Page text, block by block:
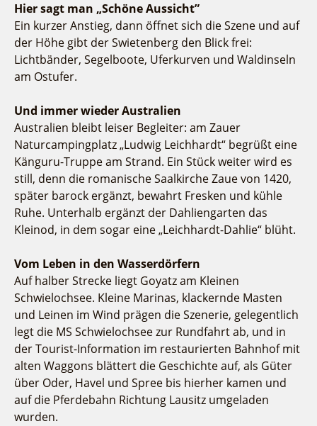
Hier sagt man „Schöne Aussicht”
Ein kurzer Anstieg, dann öffnet sich die Szene und auf
der Höhe gibt der Swietenberg den Blick frei:
Lichtbänder, Segelboote, Uferkurven und Waldinseln
am Ostufer.
Und immer wieder Australien
Australien bleibt leiser Begleiter: am Zauer
Naturcampingplatz „Ludwig Leichhardt“ begrüßt eine
Känguru-Truppe am Strand. Ein Stück weiter wird es
still, denn die romanische Saalkirche Zaue von 1420,
später barock ergänzt, bewahrt Fresken und kühle
Ruhe. Unterhalb ergänzt der Dahliengarten das
Kleinod, in dem sogar eine „Leichhardt-Dahlie“ blüht.
Vom Leben in den Wasserdörfern
Auf halber Strecke liegt Goyatz am Kleinen
Schwielochsee. Kleine Marinas, klackernde Masten
und Leinen im Wind prägen die Szenerie, gelegentlich
legt die MS Schwielochsee zur Rundfahrt ab, und in
der Tourist-Information im restaurierten Bahnhof mit
alten Waggons blättert die Geschichte auf, als Güter
über Oder, Havel und Spree bis hierher kamen und
auf die Pferdebahn Richtung Lausitz umgeladen
wurden.